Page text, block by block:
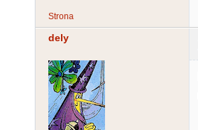
Strona
dely